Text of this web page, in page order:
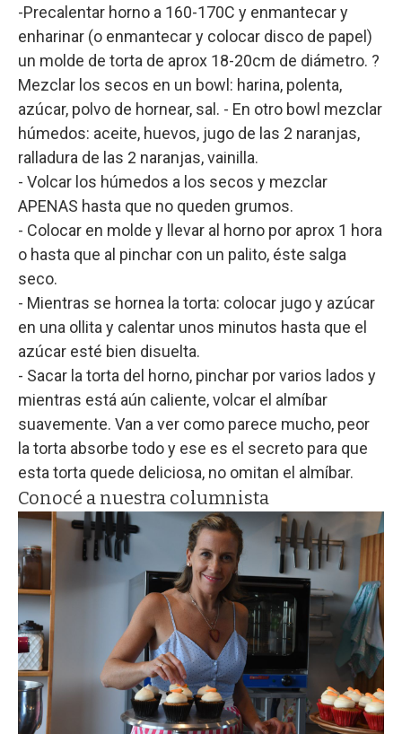
-Precalentar horno a 160-170C y enmantecar y
enharinar (o enmantecar y colocar disco de papel)
un molde de torta de aprox 18-20cm de diámetro. ?
Mezclar los secos en un bowl: harina, polenta,
azúcar, polvo de hornear, sal. - En otro bowl mezclar
húmedos: aceite, huevos, jugo de las 2 naranjas,
ralladura de las 2 naranjas, vainilla.
- Volcar los húmedos a los secos y mezclar
APENAS hasta que no queden grumos.
- Colocar en molde y llevar al horno por aprox 1 hora
o hasta que al pinchar con un palito, éste salga
seco.
- Mientras se hornea la torta: colocar jugo y azúcar
en una ollita y calentar unos minutos hasta que el
azúcar esté bien disuelta.
- Sacar la torta del horno, pinchar por varios lados y
mientras está aún caliente, volcar el almíbar
suavemente. Van a ver como parece mucho, peor
la torta absorbe todo y ese es el secreto para que
esta torta quede deliciosa, no omitan el almíbar.
Conocé a nuestra columnista